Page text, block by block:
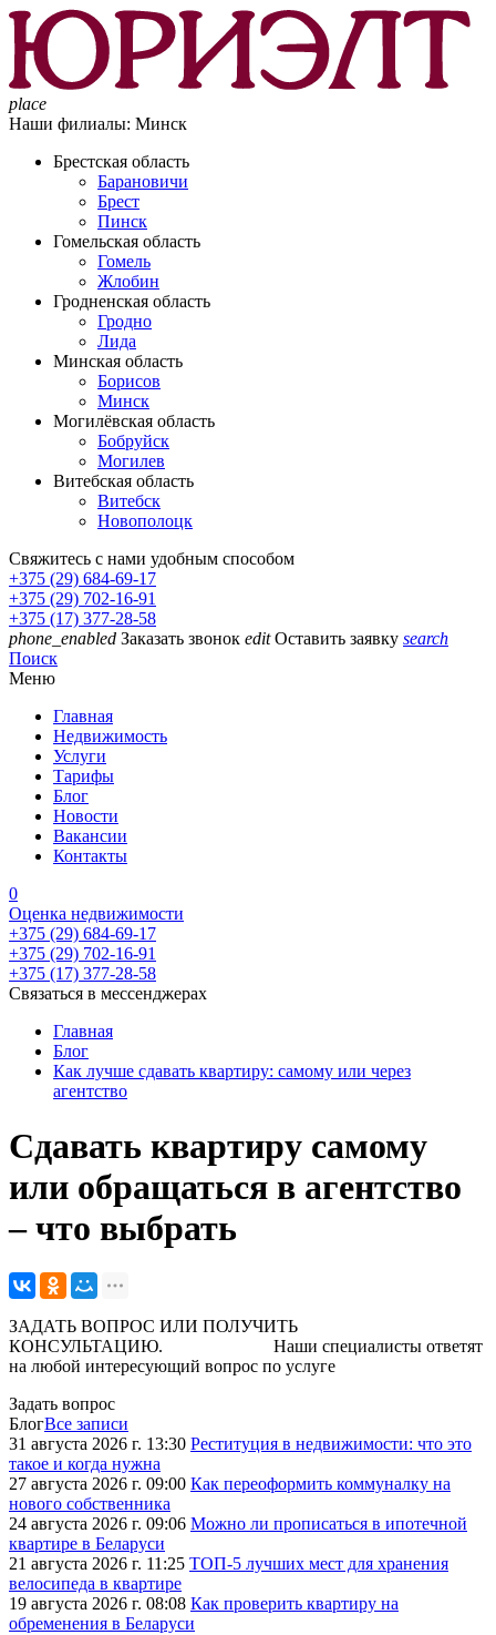
place
Наши филиалы: Минск
Брестская область
Барановичи
Брест
Пинск
Гомельская область
Гомель
Жлобин
Гродненская область
Гродно
Лида
Минская область
Борисов
Минск
Могилёвская область
Бобруйск
Могилев
Витебская область
Витебск
Новополоцк
Свяжитесь с нами удобным способом
+375 (29) 684-69-17
+375 (29) 702-16-91
+375 (17) 377-28-58
phone_enabled Заказать звонок edit Оставить заявку search
Поиск
Меню
Главная
Недвижимость
Услуги
Тарифы
Блог
Новости
Вакансии
Контакты
0
Оценка недвижимости
+375 (29) 684-69-17
+375 (29) 702-16-91
+375 (17) 377-28-58
Связаться в мессенджерах
Главная
Блог
Как лучше сдавать квартиру: самому или через
агентство
Сдавать квартиру самому
или обращаться в агентство
– что выбрать
ЗАДАТЬ ВОПРОС ИЛИ ПОЛУЧИТЬ
КОНСУЛЬТАЦИЮ. Наши специалисты ответят
на любой интересующий вопрос по услуге
Задать вопрос
БлогВсе записи
31 августа 2026 г. 13:30 Реституция в недвижимости: что это
такое и когда нужна
27 августа 2026 г. 09:00 Как переоформить коммуналку на
нового собственника
24 августа 2026 г. 09:06 Можно ли прописаться в ипотечной
квартире в Беларуси
21 августа 2026 г. 11:25 ТОП-5 лучших мест для хранения
велосипеда в квартире
19 августа 2026 г. 08:08 Как проверить квартиру на
обременения в Беларуси